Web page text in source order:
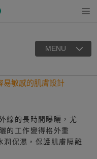
MENU
易敏感的肌膚設計
線的長時間曝曬，尤
的工作變得格外重
潤保濕，保護肌膚隔離